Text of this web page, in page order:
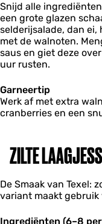
Snijd alle
een grote glazen
selderijsalade, dan ei,
met de walnoten.
saus en giet deze
uur rusten.
Garneertip
Werk af met extra
cranberries en een
ZILTE
De Smaak van Texel:
variant maakt gebruik
Ingrediënten (6–8